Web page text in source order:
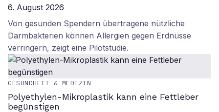
6. August 2026
Von gesunden Spendern übertragene nützliche
Darmbakterien können Allergien gegen Erdnüsse
verringern, zeigt eine Pilotstudie.
GESUNDHEIT & MEDIZIN
Polyethylen-Mikroplastik kann eine Fettleber
begünstigen